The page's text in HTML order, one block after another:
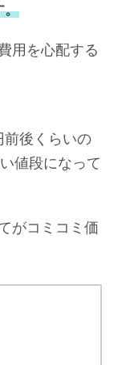
。
用を心配する
後くらいの
値段になって
がコミコミ価